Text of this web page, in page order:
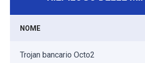
NOME
Trojan bancario Octo2